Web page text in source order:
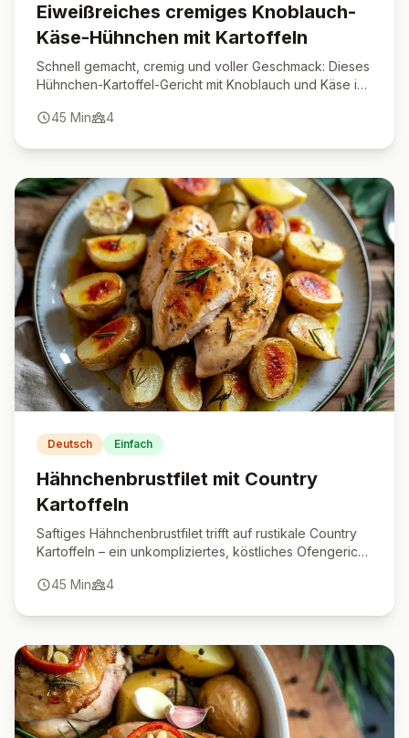
Eiweißreiches cremiges Knoblauch-
Käse-Hühnchen mit Kartoffeln
Schnell gemacht, cremig und voller Geschmack: Dieses
Hühnchen-Kartoffel-Gericht mit Knoblauch und Käse ist
45 Min 4
Deutsch Einfach
Hähnchenbrustfilet mit Country
Kartoffeln
Saftiges Hähnchenbrustfilet trifft auf rustikale Country
Kartoffeln – ein unkompliziertes, köstliches Ofengericht
45 Min 4